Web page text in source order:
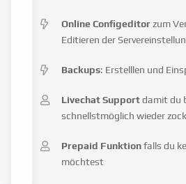
Online Configeditorzum
Editieren der
Backups: Erstelllen und
Livechat Support damit du
schnellstmöglich wieder
Prepaid Funktionfalls du
möchtest